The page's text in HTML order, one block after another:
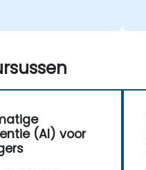
(AI) voor